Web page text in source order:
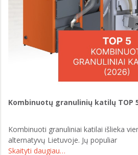
Kombinuotų granulinių katilų TOP
Kombinuoti granuliniai katilai išlieka
alternatyvų Lietuvoje. Jų populiar
Skaityti daugiau…